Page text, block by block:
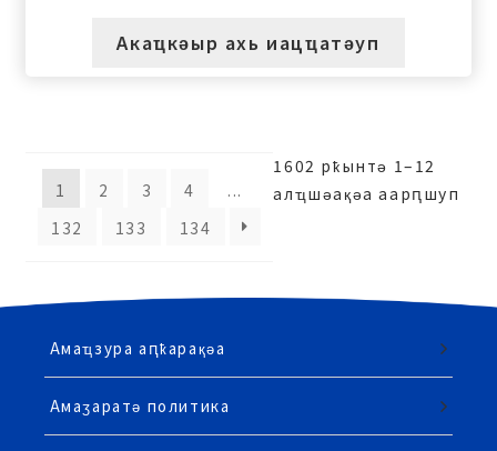
Акаҵкәыр ахь иацҵатәуп
1602 рҟынтә 1–12
алҵшәақәа аарԥшуп
1 2 3 4
...
132
133 134
Амаҵзура аԥҟарақәа
Амаӡаратә политика